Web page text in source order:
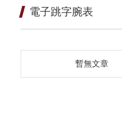
電子跳字腕表
暫無文章